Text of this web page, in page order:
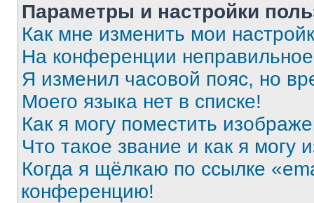
Параметры и настройки
Как мне изменить мои
На конференции
Я изменил часовой пояс, но
Моего языка нет в списке!
Как я могу поместить
Что такое звание и как я могу
Когда я щёлкаю по ссылке
конференцию!